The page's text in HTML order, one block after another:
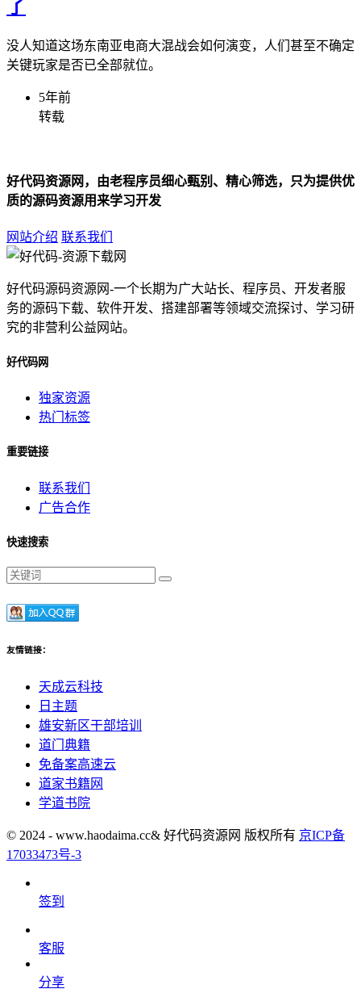
了
没人知道这场东南亚电商大混战会如何演变，人们甚至不确定
关键玩家是否已全部就位。
5年前
转载
好代码资源网，由老程序员细心甄别、精心筛选，只为提供优
质的源码资源用来学习开发
网站介绍 联系我们
好代码源码资源网-一个长期为广大站长、程序员、开发者服
务的源码下载、软件开发、搭建部署等领域交流探讨、学习研
究的非营利公益网站。
好代码网
独家资源
热门标签
重要链接
联系我们
广告合作
快速搜索
友情链接：
天成云科技
日主题
雄安新区干部培训
道门典籍
免备案高速云
道家书籍网
学道书院
© 2024 - www.haodaima.cc& 好代码资源网 版权所有 京ICP备
17033473号-3
签到
客服
分享